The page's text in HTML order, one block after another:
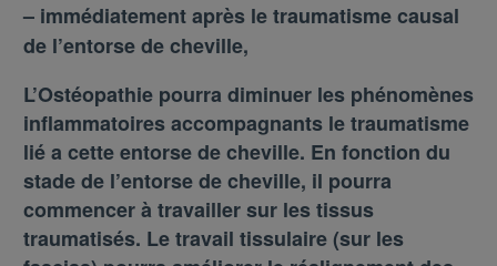
– immédiatement après le traumatisme causal
de l’entorse de cheville,
L’Ostéopathie pourra diminuer les phénomènes
inflammatoires accompagnants le traumatisme
lié a cette entorse de cheville. En fonction du
stade de l’entorse de cheville, il pourra
commencer à travailler sur les tissus
traumatisés. Le travail tissulaire (sur les